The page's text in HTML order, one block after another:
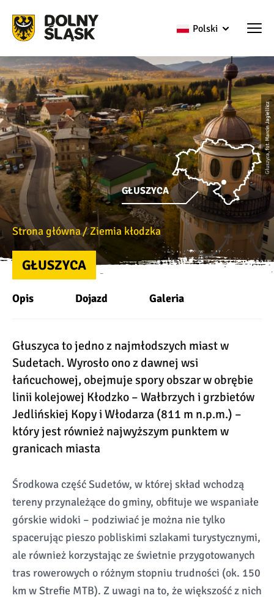
Polski
Głuszyca, fot. Marcin Jagiellicz
Strona główna Ziemia kłodzka
GŁUSZYCA
GŁUSZYCA
Opis Dojazd Galeria
Głuszyca to jedno z najmłodszych miast w
Sudetach. Wyrosło ono z dawnej wsi
łańcuchowej, obejmuje spory obszar w obrębie
linii kolejowej Kłodzko – Wałbrzych i grzbietów
Jedlińskiej Kopy i Włodarza (811 m n.p.m.) –
który jest również najwyższym punktem w
granicach miasta
Środkowa część Sudetów, w której skład wchodzą
tereny przynależące do gminy, obfituje we wspaniałe
górskie widoki – podziwiać je można nie tylko
spacerując pieszo pobliskimi szlakami turystycznymi,
ale również korzystając ze świetnie przygotowanych
tras rowerowych o różnym stopniu trudności (ok. 150
km w Strefie MTB). Z uwagi na to, że większość z nich